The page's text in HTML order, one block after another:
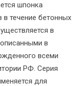
шпонка
течение бетонных
в
в
всеми
РФ. Серия
для